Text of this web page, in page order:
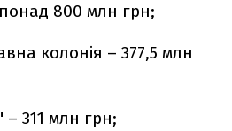
800 млн грн;
колонія – 377,5 млн
– 311 млн грн;